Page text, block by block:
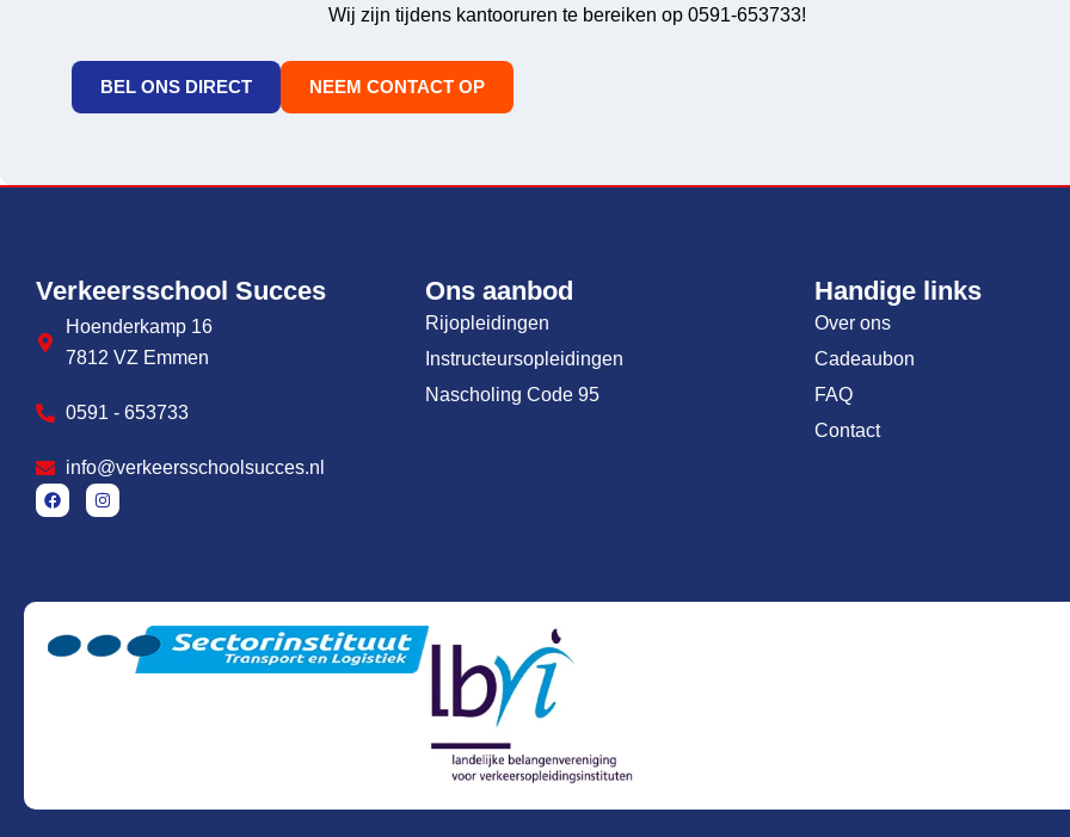
Wij zijn tijdens kantooruren te bereiken op 0591-653733!
BEL ONS DIRECT NEEM CONTACT OP
Verkeersschool Succes
Hoenderkamp 16
7812 VZ Emmen
0591 - 653733
info@verkeersschoolsucces.nl
Ons aanbod
Rijopleidingen
Instructeursopleidingen
Nascholing Code 95
Handige links
Over ons
Cadeaubon
FAQ
Contact